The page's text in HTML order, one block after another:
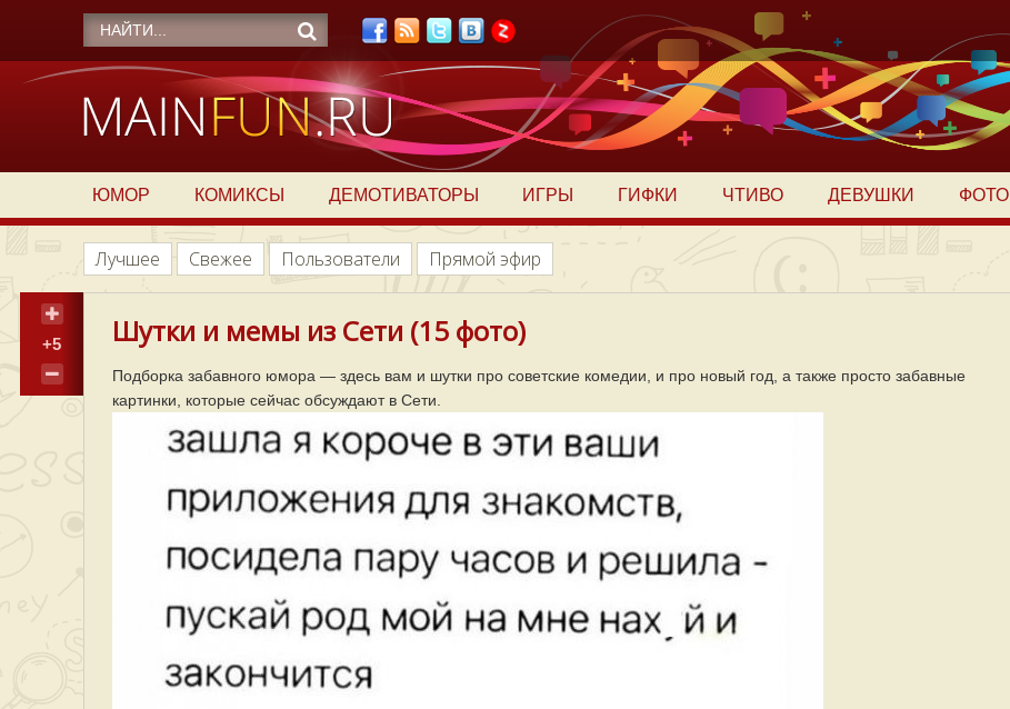
ЮМОР КОМИКСЫ ДЕМОТИВАТОРЫ ИГРЫ ГИФКИ ЧТИВО ДЕВУШКИ ФОТО
Лучшее Свежее Пользователи Прямой эфир
+5 Шутки и мемы из Сети (15 фото)
Подборка забавного юмора — здесь вам и шутки про советские комедии, и про новый год, а также просто забавные
картинки, которые сейчас обсуждают в Сети.